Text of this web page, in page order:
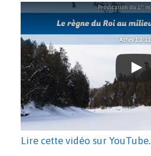
Lire cette vidéo sur YouTube.